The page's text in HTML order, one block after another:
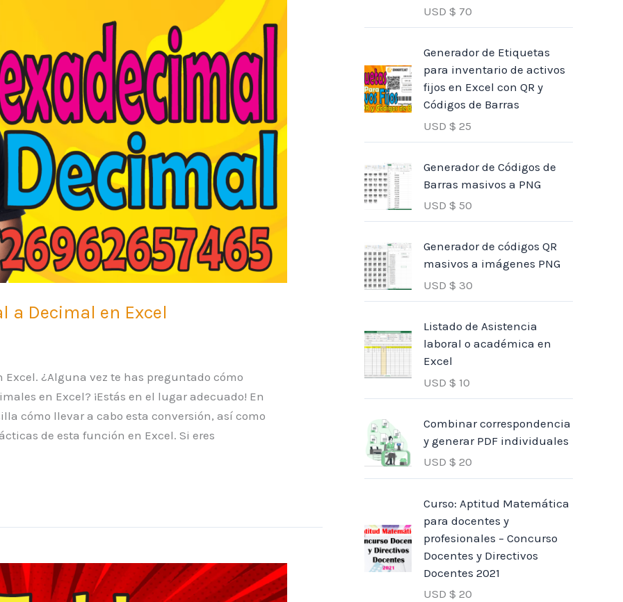
a Decimal en Excel
¿Alguna vez te has preguntado cómo
en Excel? ¡Estás en el lugar adecuado! En
cómo llevar a cabo esta conversión, así como
de esta función en Excel. Si eres
USD $ 70
Generador de Etiquetas
para inventario de activos
fijos en Excel con QR y
Códigos de Barras
USD $ 25
Generador de Códigos de
Barras masivos a PNG
USD $ 50
Generador de códigos QR
masivos a imágenes PNG
USD $ 30
Listado de Asistencia
laboral o académica en
Excel
USD $ 10
Combinar correspondencia
y generar PDF individuales
USD $ 20
Curso: Aptitud Matemática
para docentes y
profesionales – Concurso
Docentes y Directivos
Docentes 2021
USD $ 20